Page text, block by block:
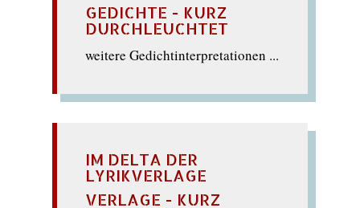
GEDICHTE - KURZ
DURCHLEUCHTET
weitere Gedichtinterpretationen ...
IM DELTA DER
LYRIKVERLAGE
VERLAGE - KURZ